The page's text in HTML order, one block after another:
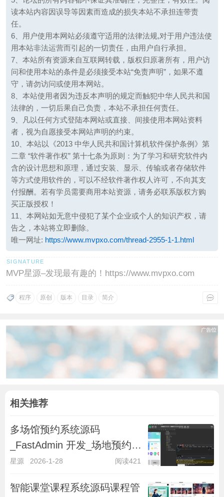
读本站内容因误导等因素而造成的损失本站不承担连带责
任。
6、用户使用本网站必须遵守适用的法律法规,对于用户违法使
用本站非法运营而引起的一切责任，由用户自行承担。
7、本站所有资源来自互联网转载，版权归原著所有，用户访
问和使用本站的条件是必须接受本站“免责声明”，如果不遵
守，请勿访问或使用本网站。
8、本站使用者因为违反本声明的规定而触犯中华人民共和国
法律的，一切后果自己负责，本站不承担任何责任。
9、凡以任何方式登陆本网站或直接、间接使用本网站资料
者，视为自愿接受本网站声明的约束。
10、本站以《2013 中华人民共和国计算机软件保护条例》第
二章 “软件著作权” 第十七条为原则：为了学习和研究软件内
含的设计思想和原理，通过安装、显示、传输或者存储软件
等方式使用软件的，可以不经软件著作权人许可，不向其支
付报酬。若有学员需要商用本站资源，请务必联系版权方购
买正版授权！
11、本网站如无意中侵犯了某个企业或个人的知识产权，请
告之，本站将立即删除。
唯一网址: https://www.mvpxo.com/thread-2955-1-1.html
MVP星源–发现最有趣的！https://www.mvpxo.com
程序 原创 版本 目录 简介
相关推荐
多场馆预约系统源码
_FastAdmin 开发_场地预约支
付核销小程序
星源 2026-1-28 阅读421
智能课堂课程系统源码课程管